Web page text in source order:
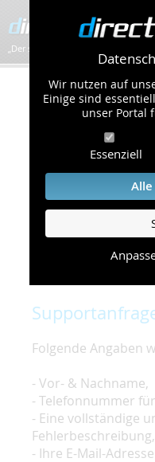
Wir nutzen auf
Einige sind
unser Portal
Essenziell
„Der schnellste Bilder-Hoster im
Kontakt &
Um eine schnelle
Bearbeitung Ihres
bitten wir Sie,
folgende Punkte zu
Die schnellste Hilfe
Seite, die die häufig
Folgende Angaben
- Vor- & Nachname,
- Telefonnummer
- Eine vollständige
Fehlerbeschreibung,
- Ihre E-Mail-